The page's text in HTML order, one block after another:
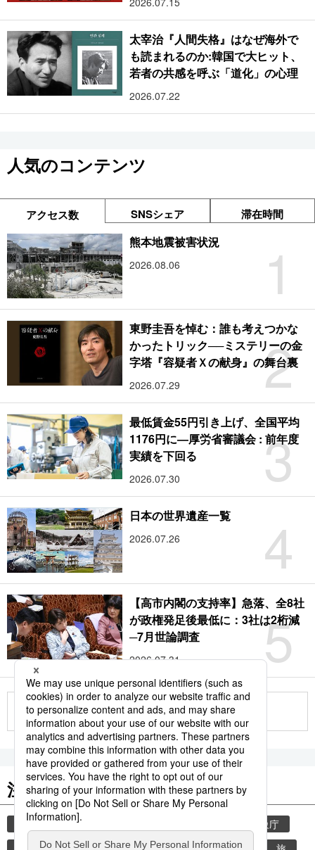
太宰治『人間失格』はなぜ海外で
も読まれるのか:韓国で大ヒット、
若者の共感を呼ぶ「道化」の心理
2026.07.22
人気のコンテンツ
アクセス数 SNSシェア 滞在時間
1
熊本地震被害状況
2026.08.06
2
東野圭吾を悼む：誰も考えつかな
かったトリック──ミステリーの金
字塔『容疑者Ｘの献身』の舞台裏
2026.07.29
3
最低賃金55円引き上げ、全国平均
1176円に―厚労省審議会 : 前年度
実績を下回る
2026.07.30
4
日本の世界遺産一覧
2026.07.26
5
【高市内閣の支持率】急落、全8社
が政権発足後最低に：3社は2桁減
─7月世論調査
2026.07.31
もっと見る
注目のキーワード
共同通信ニュース
気象庁